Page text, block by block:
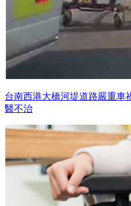
台南西港大橋河堤道路嚴重
醫不治